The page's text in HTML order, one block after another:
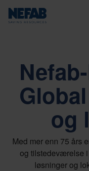
og
Med mer enn 75 års
og tilstedeværelse
løsninger og